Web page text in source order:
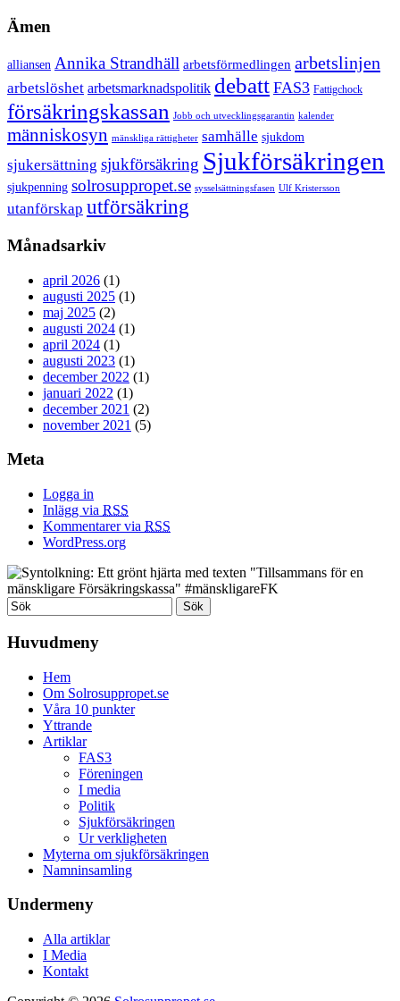
Ämen
alliansen Annika Strandhäll arbetsförmedlingen arbetslinjen
arbetslöshet arbetsmarknadspolitik debatt FAS3 Fattigchock
försäkringskassan Jobb och utvecklingsgarantin kalender
människosyn mänskliga rättigheter samhälle sjukdom
sjukersättning sjukförsäkring Sjukförsäkringen
sjukpenning solrosuppropet.se sysselsättningsfasen Ulf Kristersson
utanförskap utförsäkring
Månadsarkiv
april 2026 (1)
augusti 2025 (1)
maj 2025 (2)
augusti 2024 (1)
april 2024 (1)
augusti 2023 (1)
december 2022 (1)
januari 2022 (1)
december 2021 (2)
november 2021 (5)
Meta
Logga in
Inlägg via RSS
Kommentarer via RSS
WordPress.org
Huvudmeny
Hem
Om Solrosuppropet.se
Våra 10 punkter
Yttrande
Artiklar
FAS3
Föreningen
I media
Politik
Sjukförsäkringen
Ur verkligheten
Myterna om sjukförsäkringen
Namninsamling
Undermeny
Alla artiklar
I Media
Kontakt